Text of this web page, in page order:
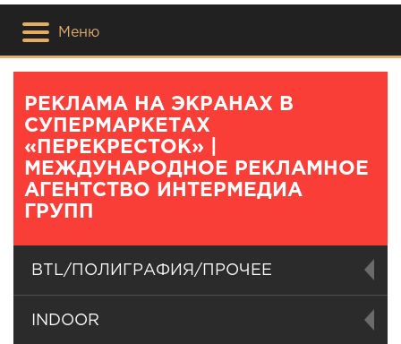
Меню
РЕКЛАМА НА ЭКРАНАХ В
СУПЕРМАРКЕТАХ
«ПЕРЕКРЕСТОК» |
МЕЖДУНАРОДНОЕ РЕКЛАМНОЕ
АГЕНТСТВО ИНТЕРМЕДИА
ГРУПП
BTL/ПОЛИГРАФИЯ/ПРОЧЕЕ
INDOOR